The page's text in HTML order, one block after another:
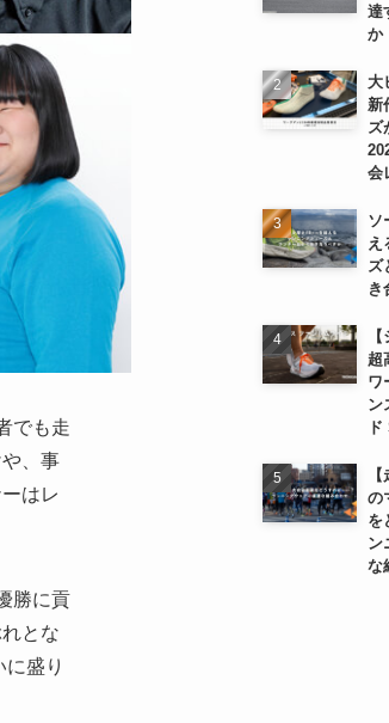
でも走
、事
はレ
勝に貢
とな
盛り
達
か
大
新
ズ
会
ソ
え
ズ
き
超
ワ
ン
の
を
ン
な